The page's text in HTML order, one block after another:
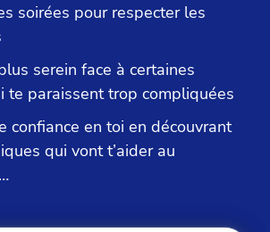
soirées pour respecter les
serein face à certaines
te paraissent trop compliquées
confiance en toi en découvrant
qui vont t’aider au